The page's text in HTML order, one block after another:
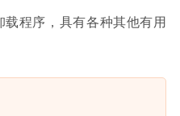
载程序，具有各种其他有用